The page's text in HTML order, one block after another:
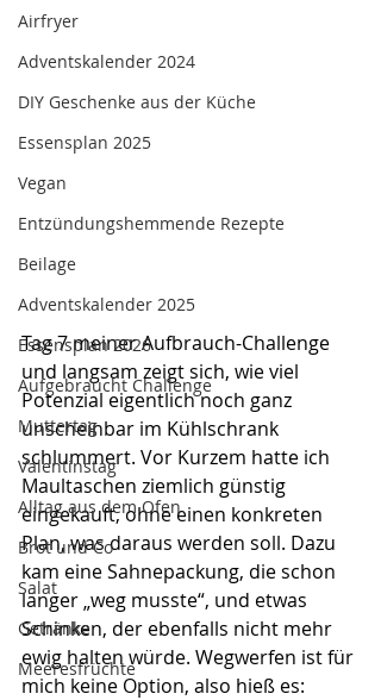
Airfryer
Adventskalender 2024
DIY Geschenke aus der Küche
Essensplan 2025
Vegan
Entzündungshemmende Rezepte
Beilage
Adventskalender 2025
Essensplan 2026
Aufgebraucht Challenge
Muttertag
Valentinstag
Alltag aus dem Ofen
Brot und Co
Salat
Getränke
Meeresfrüchte
Tag 7 meiner Aufbrauch-Challenge
und langsam zeigt sich, wie viel
Potenzial eigentlich noch ganz
unscheinbar im Kühlschrank
schlummert. Vor Kurzem hatte ich
Maultaschen ziemlich günstig
eingekauft, ohne einen konkreten
Plan, was daraus werden soll. Dazu
kam eine Sahnepackung, die schon
länger „weg musste“, und etwas
Schinken, der ebenfalls nicht mehr
ewig halten würde. Wegwerfen ist für
mich keine Option, also hieß es: